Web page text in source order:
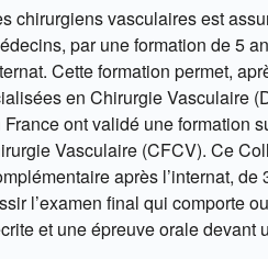
chirurgiens vasculaires est
par une formation de 5
Cette formation permet,
en Chirurgie Vasculaire
ont validé une formation
Vasculaire (CFCV). Ce
après l’internat,
l’examen final qui comporte
et une épreuve orale devant